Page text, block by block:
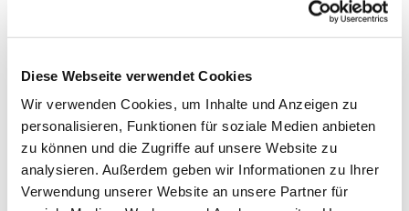
Diese Webseite verwendet Cookies
Wir verwenden Cookies, um Inhalte und Anzeigen zu
personalisieren, Funktionen für soziale Medien anbieten
zu können und die Zugriffe auf unsere Website zu
analysieren. Außerdem geben wir Informationen zu Ihrer
Verwendung unserer Website an unsere Partner für
können nach Verabredung ganz unverbindlich Proben